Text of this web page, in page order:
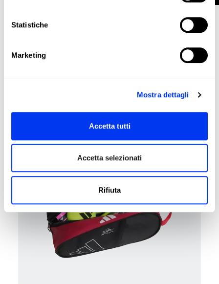
Statistiche
Marketing
Mostra dettagli
Accetta tutti
Accetta selezionati
Rifiuta
8,00 €
aggiungi al carrello
-20%